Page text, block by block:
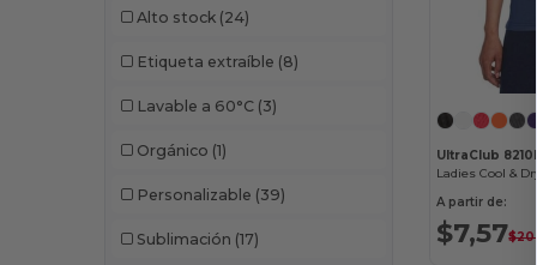
Alto stock (24)
Etiqueta extraíble (8)
Lavable a 60°C (3)
Orgánico (1)
Personalizable (39)
Sublimación (17)
UltraClub 8210L
Ladies Cool &
A partir de:
$7,57